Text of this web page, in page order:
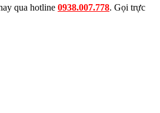
qua hotline 0938.007.778. Gọi trực